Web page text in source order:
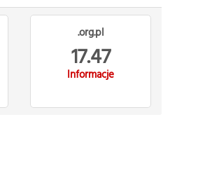
.org.pl
17.47
Informacje